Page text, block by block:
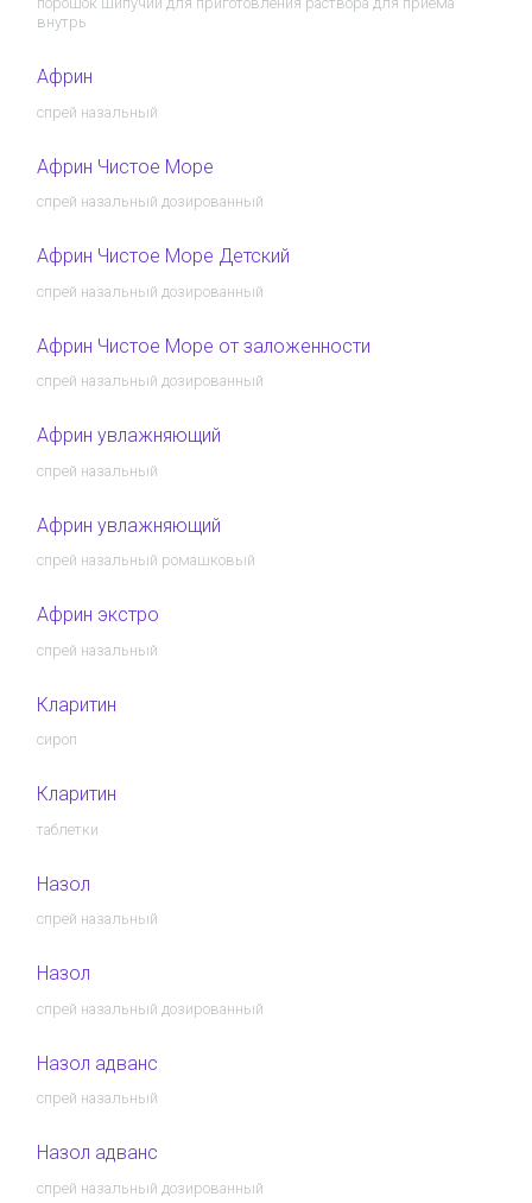
внутрь
Африн
спрей назальный
Африн Чистое Море
спрей назальный дозированный
Африн Чистое Море Детский
спрей назальный дозированный
Африн Чистое Море от заложенности
спрей назальный дозированный
Африн увлажняющий
спрей назальный
Африн увлажняющий
спрей назальный ромашковый
Африн экстро
спрей назальный
Кларитин
сироп
Кларитин
таблетки
Назол
спрей назальный
Назол
спрей назальный дозированный
Назол адванс
спрей назальный
Назол адванс
спрей назальный дозированный